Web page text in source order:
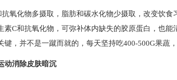
抗氧化物多摄取，脂肪和碳水化物少摄取，改变饮
素C和抗氧化物，可弥补体内缺失的胶原蛋白，也
键，并不是一蹴而就的，每天坚持吃400-500G果蔬
动消除皮肤暗沉